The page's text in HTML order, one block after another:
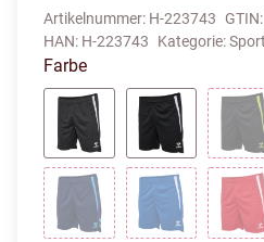
Artikelnummer: H-223743 GTIN:
HAN: H-223743 Kategorie:
Farbe
ASPHALT BLACK